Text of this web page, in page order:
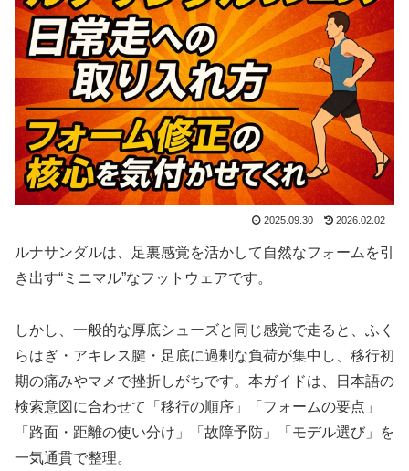
2025.09.30 2026.02.02
ルナサンダルは、足裏感覚を活かして自然なフォームを引
き出す“ミニマル”なフットウェアです。
しかし、一般的な厚底シューズと同じ感覚で走ると、ふく
らはぎ・アキレス腱・足底に過剰な負荷が集中し、移行初
期の痛みやマメで挫折しがちです。本ガイドは、日本語の
検索意図に合わせて「移行の順序」「フォームの要点」
「路面・距離の使い分け」「故障予防」「モデル選び」を
一気通貫で整理。